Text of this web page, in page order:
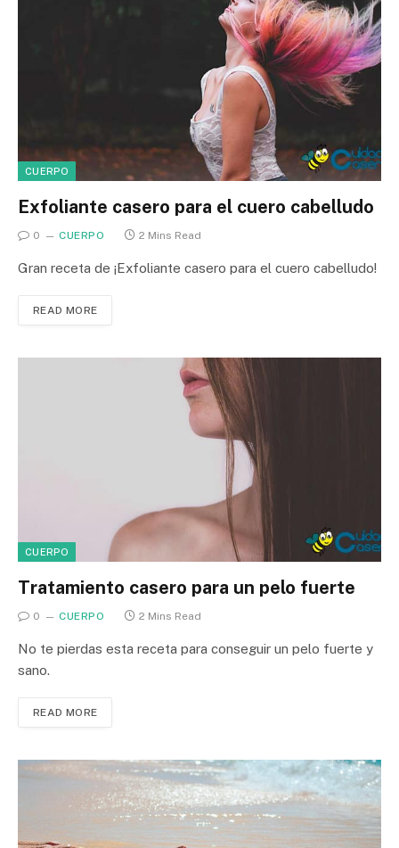
CUERPO
Exfoliante casero para el cuero cabelludo
0 CUERPO 2 Mins Read
Gran receta de ¡Exfoliante casero para el cuero cabelludo!
READ MORE
CUERPO
Tratamiento casero para un pelo fuerte
0 CUERPO 2 Mins Read
No te pierdas esta receta para conseguir un pelo fuerte y
sano.
READ MORE